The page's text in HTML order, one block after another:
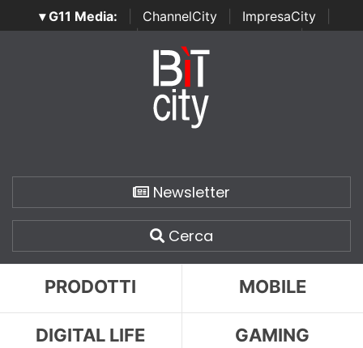
▾ G11 Media: ChannelCity ImpresaCity
SecurityOpenLab | Italian Channel Awards | Italian
Italian Security Awards
Newsletter
Cerca
PRODOTTI MOBILE
DIGITAL LIFE GAMING